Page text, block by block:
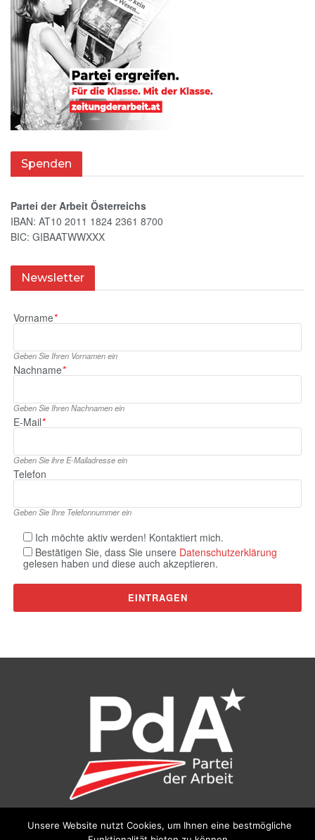
Spenden
Partei der Arbeit Österreichs
IBAN: AT10 2011 1824 2361 8700
BIC: GIBAATWWXXX
Newsletter
Vorname*
Geben Sie Ihren Vornamen ein
Nachname*
Geben Sie Ihren Nachnamen ein
E‑Mail*
Geben Sie ihre E‑Mailadresse ein
Telefon
Geben Sie Ihre Telefonnummer ein
Ich möchte aktiv werden! Kontaktiert mich.
Bestätigen Sie, dass Sie unsere Datenschutzerklärung
gelesen haben und diese auch akzeptieren.
©Partei der Arbeit (PdA), Bundesbüro: Drorygasse 21, 1030
Unsere Website nutzt Cookies, um Ihnen eine bestmögliche